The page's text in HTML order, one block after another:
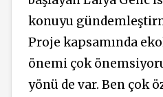
konuyu
Proje kapsamında
önemi çok
yönü de var. Ben çok